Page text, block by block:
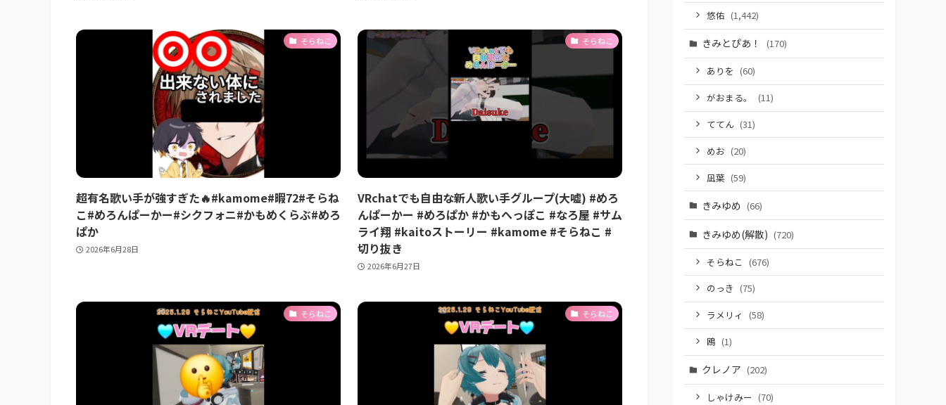
そらねこ
超有名歌い手が強すぎた🔥#kamome#暇72#そらね
こ#めろんぱーかー#シクフォニ#かもめくらぶ#めろ
ぱか
2026年6月28日
そらねこ
VRchatでも自由な新人歌い手グループ(大嘘) #めろ
んぱーかー #めろぱか #かもへっぽこ #なろ屋 #サム
ライ翔 #kaitoストーリー #kamome #そらねこ #
切り抜き
2026年6月27日
そらねこ そらねこ
悠佑 (1,442)
きみとぴあ！ (170)
ありを (60)
がおまる。
(11)
ててん (31)
めお (20)
凪葉 (59)
きみゆめ (66)
きみゆめ(解散) (720)
そらねこ (676)
のっき (75)
ラメリィ (58)
鴎 (1)
クレノア (202)
しゃけみー (70)